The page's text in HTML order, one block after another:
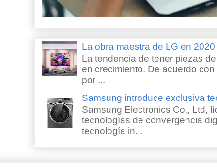
La obra maestra de LG en
La tendencia de tener piezas
en crecimiento. De acuerdo
por ...
Samsung introduce exclusiva
Samsung Electronics Co., Ltd,
tecnologías de convergencia
tecnología in...